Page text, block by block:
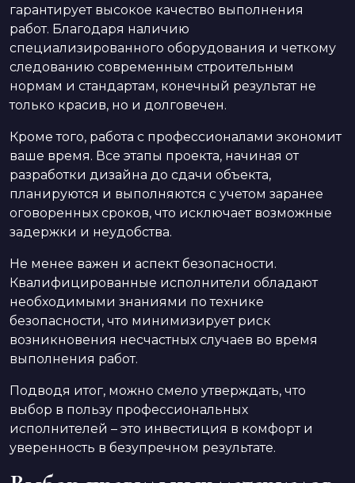
гарантирует высокое качество выполнения
работ. Благодаря наличию
специализированного оборудования и четкому
следованию современным строительным
нормам и стандартам, конечный результат не
только красив, но и долговечен.
Кроме того, работа с профессионалами экономит
ваше время. Все этапы проекта, начиная от
разработки дизайна до сдачи объекта,
планируются и выполняются с учетом заранее
оговоренных сроков, что исключает возможные
задержки и неудобства.
Не менее важен и аспект безопасности.
Квалифицированные исполнители обладают
необходимыми знаниями по технике
безопасности, что минимизирует риск
возникновения несчастных случаев во время
выполнения работ.
Подводя итог, можно смело утверждать, что
выбор в пользу профессиональных
исполнителей – это инвестиция в комфорт и
уверенность в безупречном результате.